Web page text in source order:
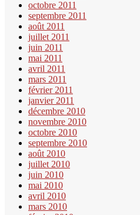
octobre 2011
septembre 2011
août 2011
juillet 2011
juin 2011
mai 2011
avril 2011
mars 2011
février 2011
janvier 2011
décembre 2010
novembre 2010
octobre 2010
septembre 2010
août 2010
juillet 2010
juin 2010
mai 2010
avril 2010
mars 2010